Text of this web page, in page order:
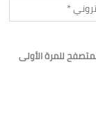
للمرة الأولى